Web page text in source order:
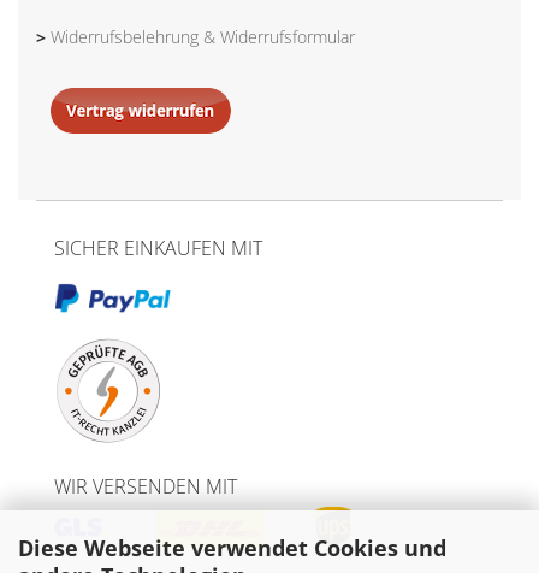
Diese Webseite verwendet Cookies und
> Widerrufsbelehrung & Widerrufsformular
SICHER EINKAUFEN MIT
WIR VERSENDEN MIT